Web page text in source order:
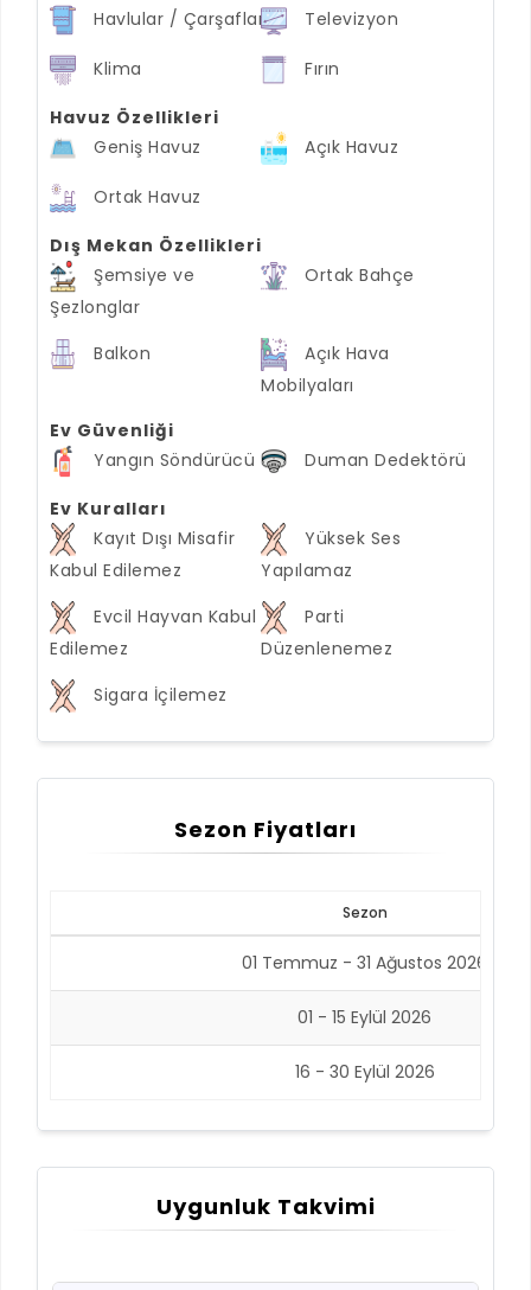
Havlular / Çarşaflar Televizyon
Klima Fırın
Havuz Özellikleri
Geniş Havuz
Açık Havuz
Ortak Havuz
Dış Mekan Özellikleri
Şemsiye ve
Şezlonglar
Ortak Bahçe
Balkon
Açık Hava
Mobilyaları
Ev Güvenliği
Yangın Söndürücü
Duman Dedektörü
Ev Kuralları
Kayıt Dışı Misafir
Kabul Edilemez
Yüksek Ses
Yapılamaz
Evcil Hayvan Kabul
Edilemez
Parti
Düzenlenemez
Sigara İçilemez
Sezon Fiyatları
Sezon
01 Temmuz - 31 Ağustos 2026
01 - 15 Eylül 2026
16 - 30 Eylül 2026
Uygunluk Takvimi